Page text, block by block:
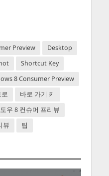
Preview
Desktop
Shortcut Key
8 Consumer Preview
바로 가기 키
우 8 컨슈머 프리뷰
뷰 팁